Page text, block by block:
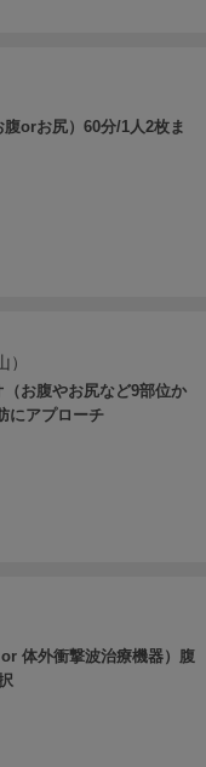
orお尻）60分/1人2枚ま
お腹やお尻など9部位か
にアプローチ
体外衝撃波治療機器）腹